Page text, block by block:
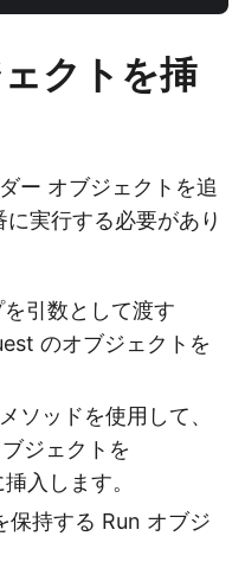
クトを挿
ー オブジェクトを追
実行する必要があり
引数として渡す
のオブジェクトを
メソッドを使用して、
ジェクトを
入します。
保持する Run オブジ